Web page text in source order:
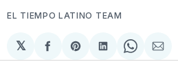
EL TIEMPO LATINO TEAM
𝕏
Compartir
en
Share
on
Compartir
en
Share
on
via